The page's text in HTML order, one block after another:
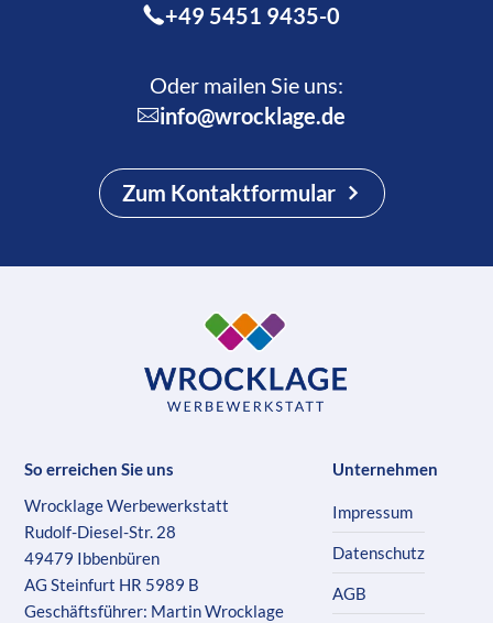
+49 5451 9435-0
Oder mailen Sie uns:
info@wrocklage.de
Zum Kontaktformular
So erreichen Sie uns
Wrocklage Werbewerkstatt
Rudolf-Diesel-Str. 28
49479 Ibbenbüren
AG Steinfurt HR 5989 B
Geschäftsführer: Martin Wrocklage
Unternehmen
Impressum
Datenschutz
AGB